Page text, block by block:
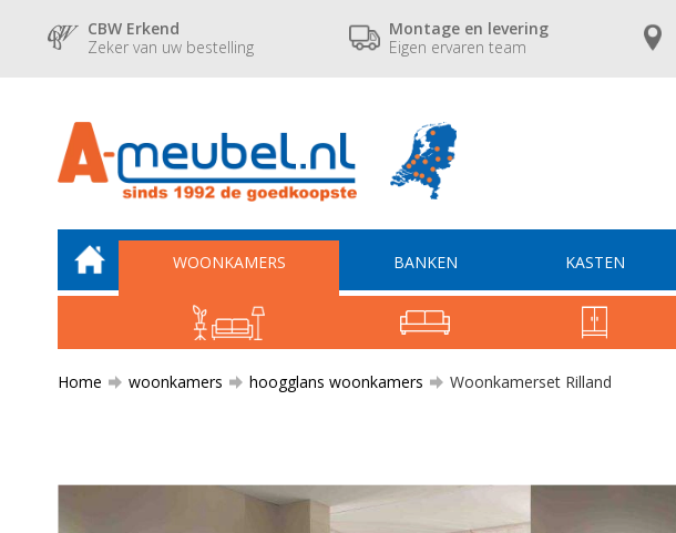
CBW Erkend
Zeker van uw bestelling
Montage en levering
Eigen ervaren team
WOONKAMERS BANKEN KASTEN
Home woonkamers hoogglans woonkamers Woonkamerset Rilland